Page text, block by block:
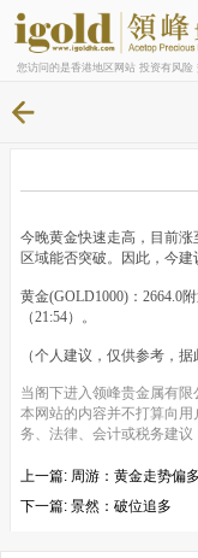
您访问的是香港地区网站 投资有风险
今晚黄金快速走高，目前涨
区域能否突破。因此，今建
黄金(GOLD1000)：2664.0
（21:54）。
（个人建议，仅供参考，
当阁下进入领峰贵金属有
本网站的内容并不打算向
务、法律、会计或税务建议
上一篇: 周游：黄金走势偏
下一篇: 景然：破位追多